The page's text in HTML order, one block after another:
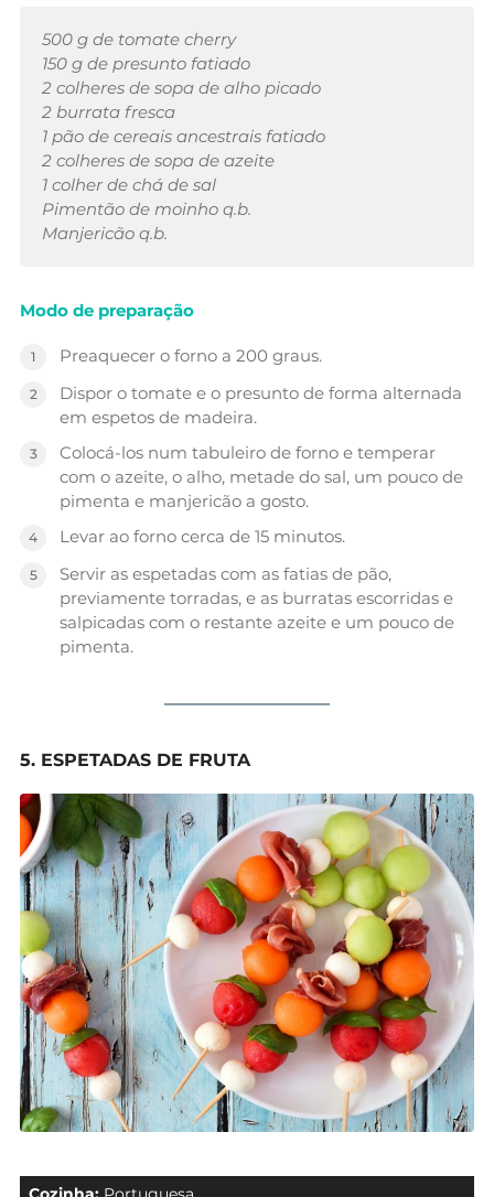
500 g de tomate cherry
150 g de presunto fatiado
2 colheres de sopa de alho picado
2 burrata fresca
1 pão de cereais ancestrais fatiado
2 colheres de sopa de azeite
1 colher de chá de sal
Pimentão de moinho q.b.
Manjericão q.b.
Modo de preparação
Preaquecer o forno a 200 graus.
Dispor o tomate e o presunto de forma alternada
em espetos de madeira.
Colocá-los num tabuleiro de forno e temperar
com o azeite, o alho, metade do sal, um pouco de
pimenta e manjericão a gosto.
Levar ao forno cerca de 15 minutos.
Servir as espetadas com as fatias de pão,
previamente torradas, e as burratas escorridas e
salpicadas com o restante azeite e um pouco de
pimenta.
5. ESPETADAS DE FRUTA